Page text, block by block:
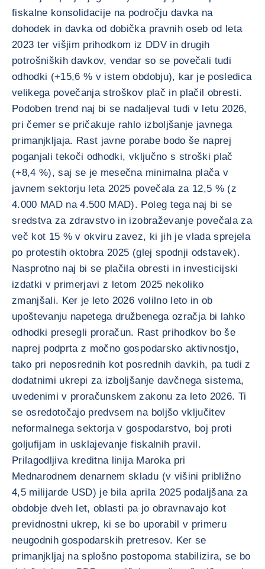
fiskalne konsolidacije na področju davka na
dohodek in davka od dobička pravnih oseb od leta
2023 ter višjim prihodkom iz DDV in drugih
potrošniških davkov, vendar so se povečali tudi
odhodki (+15,6 % v istem obdobju), kar je posledica
velikega povečanja stroškov plač in plačil obresti.
Podoben trend naj bi se nadaljeval tudi v letu 2026,
pri čemer se pričakuje rahlo izboljšanje javnega
primanjkljaja. Rast javne porabe bodo še naprej
poganjali tekoči odhodki, vključno s stroški plač
(+8,4 %), saj se je mesečna minimalna plača v
javnem sektorju leta 2025 povečala za 12,5 % (z
4.000 MAD na 4.500 MAD). Poleg tega naj bi se
sredstva za zdravstvo in izobraževanje povečala za
več kot 15 % v okviru zavez, ki jih je vlada sprejela
po protestih oktobra 2025 (glej spodnji odstavek).
Nasprotno naj bi se plačila obresti in investicijski
izdatki v primerjavi z letom 2025 nekoliko
zmanjšali. Ker je leto 2026 volilno leto in ob
upoštevanju napetega družbenega ozračja bi lahko
odhodki presegli proračun. Rast prihodkov bo še
naprej podprta z močno gospodarsko aktivnostjo,
tako pri neposrednih kot posrednih davkih, pa tudi z
dodatnimi ukrepi za izboljšanje davčnega sistema,
uvedenimi v proračunskem zakonu za leto 2026. Ti
se osredotočajo predvsem na boljšo vključitev
neformalnega sektorja v gospodarstvo, boj proti
goljufijam in usklajevanje fiskalnih pravil.
Prilagodljiva kreditna linija Maroka pri
Mednarodnem denarnem skladu (v višini približno
4,5 milijarde USD) je bila aprila 2025 podaljšana za
obdobje dveh let, oblasti pa jo obravnavajo kot
previdnostni ukrep, ki se bo uporabil v primeru
neugodnih gospodarskih pretresov. Ker se
primanjkljaj na splošno postopoma stabilizira, se bo